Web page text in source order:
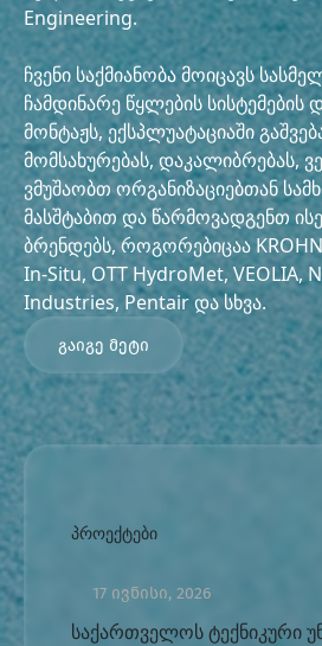
Engineering.
ჩვენი საქმიანობა მოიცავს
ჩამდინარე წყლების სისტემების
მონტაჟს, ექსპლუატაციაში
მომსახურებას, დაკალიბრებას,
ვმუშაობთ ორგანიზაციებთან
მასშტაბით და წარმოვადგენთ
ბრენდებს, როგორებიცაა
In-Situ, OTT HydroMet, VEOLIA,
Industries, Pentair და სხვა.
გაიგე მეტი
პროექტები
17 ივნისი, 2026
საქართველოს ტექნიკური